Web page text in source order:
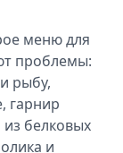
меню для
проблемы:
рыбу,
гарнир
из белковых
и